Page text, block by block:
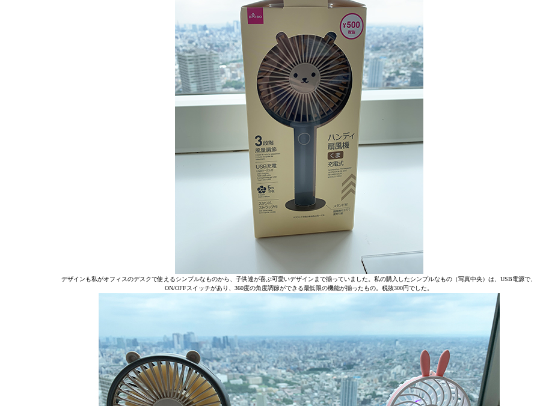
デザインも私がオフィスのデスクで使えるシンプルなものから、子供達が喜ぶ可愛いデザインまで揃っていました。私の購入したシンプルなもの（写真中央）は、USB電源で、
ON/OFFスイッチがあり、360度の角度調節ができる最低限の機能が揃ったもの。税抜300円でした。